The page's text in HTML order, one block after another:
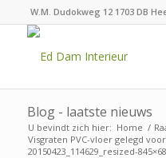
W.M. Dudokweg 12 1703 DB
Blog - laatste nieuws
U bevindt zich hier: Home /
Visgraten PVC-vloer gelegd
20150423_114629_resized-